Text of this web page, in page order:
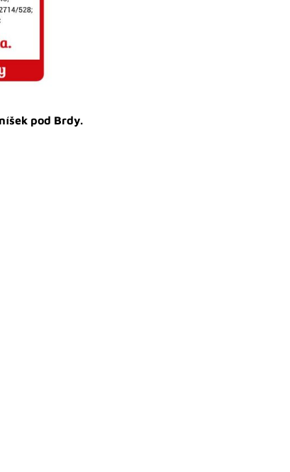
pod Brdy.